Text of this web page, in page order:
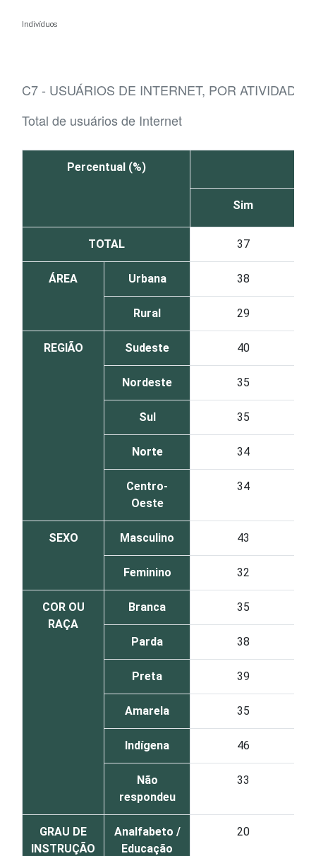
Indivíduos
C7 - USUÁRIOS DE INTERNET, POR
Total de usuários de Internet
Percentual (%)
Sim
TOTAL 37
ÁREA Urbana 38
Rural 29
REGIÃO Sudeste 40
Nordeste 35
Sul 35
Norte 34
Centro-
Oeste
34
SEXO Masculino 43
Feminino 32
COR OU
RAÇA
Branca 35
Parda 38
Preta 39
Amarela 35
Indígena 46
Não
respondeu
33
GRAU DE
INSTRUÇÃO
Analfabeto /
Educação
20